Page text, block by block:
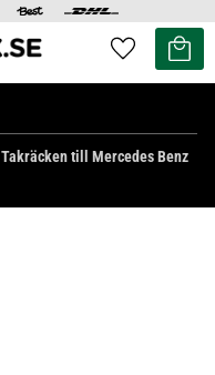
Favoriter
Kundvagn
Takräcken till Mercedes Benz